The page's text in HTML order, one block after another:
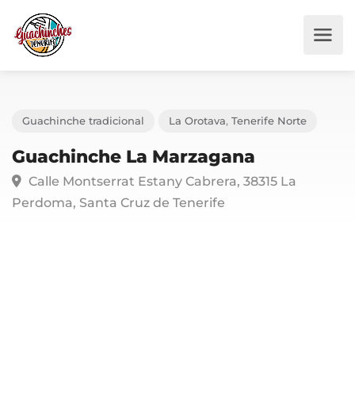
Guachinche La Marzagana
Calle Montserrat Estany Cabrera, 38315 La